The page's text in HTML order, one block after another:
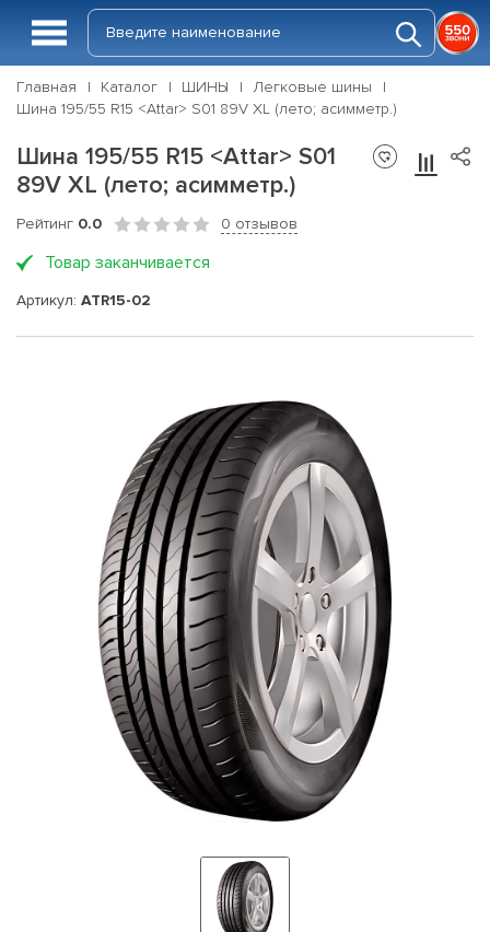
Главная Каталог ШИНЫ
Легковые шины
Шина 195/55 R15 <Attar> S01 89V XL (лето; асимметр.)
Шина 195/55 R15 <Attar> S01
89V XL (лето; асимметр.)
Рейтинг 0.0 0 отзывов
Товар заканчивается
Артикул: ATR15-02